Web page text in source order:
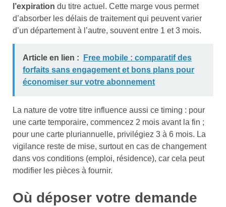
l’expiration du titre actuel. Cette marge vous permet
d’absorber les délais de traitement qui peuvent varier
d’un département à l’autre, souvent entre 1 et 3 mois.
Article en lien :
Free mobile : comparatif des
forfaits sans engagement et bons plans pour
économiser sur votre abonnement
La nature de votre titre influence aussi ce timing : pour
une carte temporaire, commencez 2 mois avant la fin ;
pour une carte pluriannuelle, privilégiez 3 à 6 mois. La
vigilance reste de mise, surtout en cas de changement
dans vos conditions (emploi, résidence), car cela peut
modifier les pièces à fournir.
Où déposer votre demande